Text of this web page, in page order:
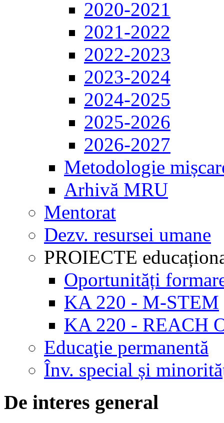
2020-2021
2021-2022
2022-2023
2023-2024
2024-2025
2025-2026
2026-2027
Metodologie
Arhivă MRU
Mentorat
Dezv. resursei umane
PROIECTE
Oportunități
KA 220 - M-STEM
KA 220 - REACH
Educaţie permanentă
Înv. special și
De interes general